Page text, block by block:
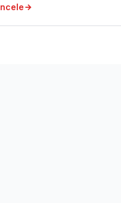
1 VGA, 2 USB, 1 RJ45 port